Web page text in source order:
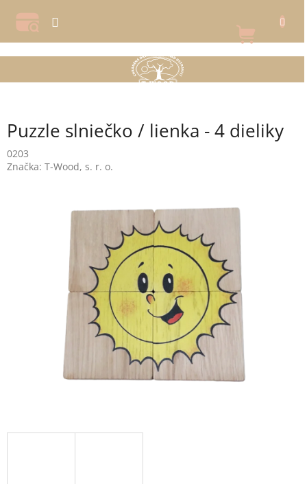
obsah
KOŠÍK
Puzzle slniečko / lienka - 4 dieliky
0203
Značka: T-Wood, s. r. o.